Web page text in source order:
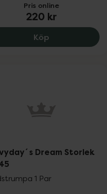
38-41, 220 kr.
Pris online
220 kr
Köp Savvyday´s
Dream Storlek
1 Par